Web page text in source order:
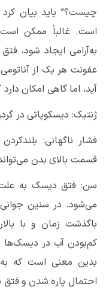
چیست؟” باید بیان
است. غالباً ممکن
به‌آرامی ایجاد شود،
عفونت هر یک از
آید، اما گاهی امکان
ژنتیک: دیسکوپاتی در
فشار ناگهانی:
قسمت بالای بدن
سن: فتق دیسک به علت
می‌شود. در سنین
باگذشت زمان و با
کم‌بودن آب در
بدین معنی است که
احتمال پاره شدن و